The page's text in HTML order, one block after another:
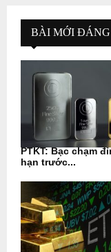
BÀI MỚI
PTKT: Bạc chạm
hạn trước...